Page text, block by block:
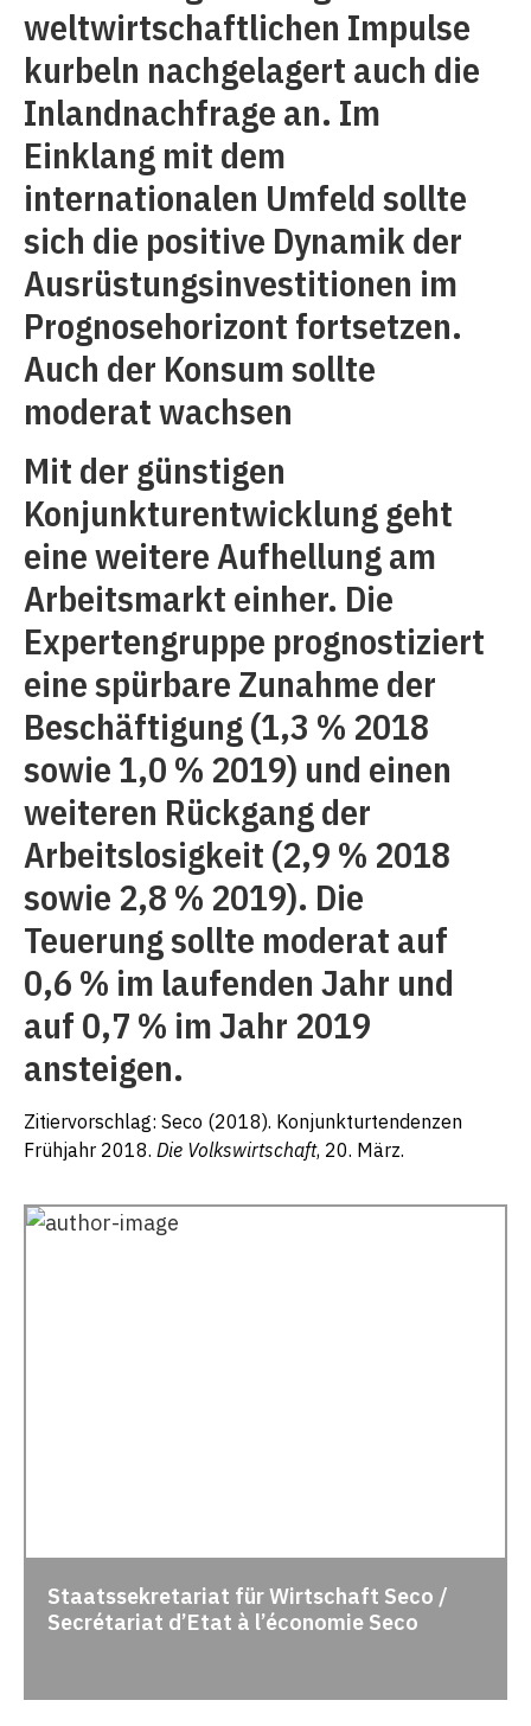
weltwirtschaftlichen Impulse
kurbeln nachgelagert auch die
Inlandnachfrage an. Im
Einklang mit dem
internationalen Umfeld sollte
sich die positive Dynamik der
Ausrüstungsinvestitionen im
Prognosehorizont fortsetzen.
Auch der Konsum sollte
moderat wachsen
Mit der günstigen
Konjunkturentwicklung geht
eine weitere Aufhellung am
Arbeitsmarkt einher. Die
Expertengruppe prognostiziert
eine spürbare Zunahme der
Beschäftigung (1,3 % 2018
sowie 1,0 % 2019) und einen
weiteren Rückgang der
Arbeitslosigkeit (2,9 % 2018
sowie 2,8 % 2019). Die
Teuerung sollte moderat auf
0,6 % im laufenden Jahr und
auf 0,7 % im Jahr 2019
ansteigen.
Zitiervorschlag: Seco (2018). Konjunkturtendenzen
Frühjahr 2018. Die Volkswirtschaft, 20. März.
Staatssekretariat für Wirtschaft Seco /
Secrétariat d’Etat à l’économie Seco